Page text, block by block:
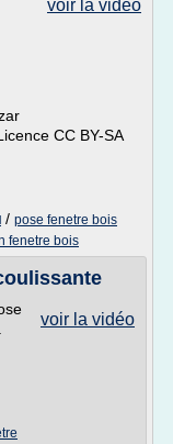
voir la vidéo
CC BY-SA
/ pose fenetre bois
fenetre bois
voir la vidéo